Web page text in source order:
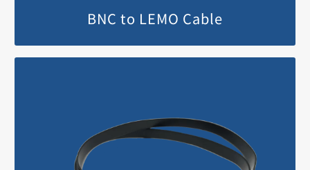
BNC to LEMO Cable